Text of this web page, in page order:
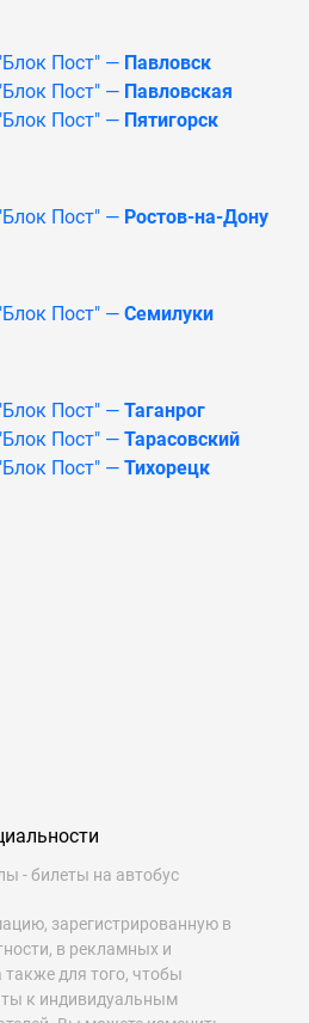
Пост" — Павловск
Пост" — Павловская
Пост" — Пятигорск
Пост" — Ростов-на-Дону
Пост" — Семилуки
Пост" — Таганрог
Пост" — Тарасовский
Пост" — Тихорецк
- билеты на автобус
зарегистрированную в
в рекламных и
также для того, чтобы
к индивидуальным